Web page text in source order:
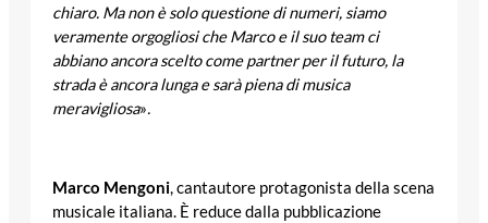
chiaro. Ma non è solo questione di numeri, siamo
veramente orgogliosi che Marco e il suo team ci
abbiano ancora scelto come partner per il futuro, la
strada è ancora lunga e sarà piena di musica
meravigliosa».
Marco Mengoni, cantautore protagonista della scena
musicale italiana. È reduce dalla pubblicazione